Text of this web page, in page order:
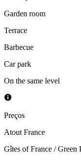
Garden room
Terrace
Barbecue
Car park
On the same level
Preços
Atout France
Gîtes of France / Green